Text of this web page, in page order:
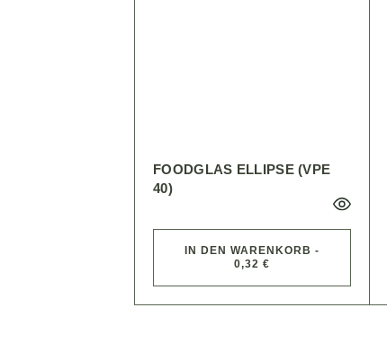
FOODGLAS ELLIPSE (VPE
40)
IN DEN WARENKORB -
0,32 €